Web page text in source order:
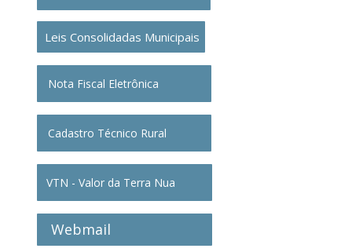
Leis Consolidadas Municipais
Nota Fiscal Eletrônica
Cadastro Técnico Rural
VTN - Valor da Terra Nua
Webmail